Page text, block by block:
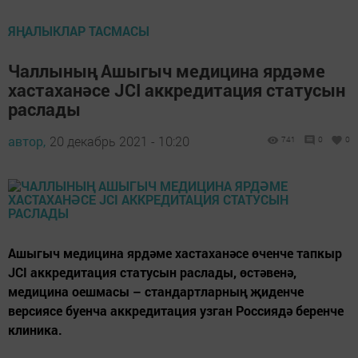
ЯҢАЛЫКЛАР ТАСМАСЫ
Чаллының Ашыгыч медицина ярдәме
хастаханәсе JCI аккредитация статусын
раслады
автор, 20 декабрь 2021 - 10:20 741 0 0
Ашыгыч медицина ярдәме хастаханәсе өченче тапкыр
JCI аккредитация статусын раслады, өстәвенә,
медицина оешмасы – стандартларның җиденче
версиясе буенча аккредитация узган Россиядә беренче
клиника.